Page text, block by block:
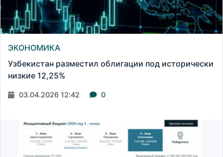
ЭКОНОМИКА
Узбекистан разместил облигации под исторически
низкие 12,25%
03.04.2026 12:42 0